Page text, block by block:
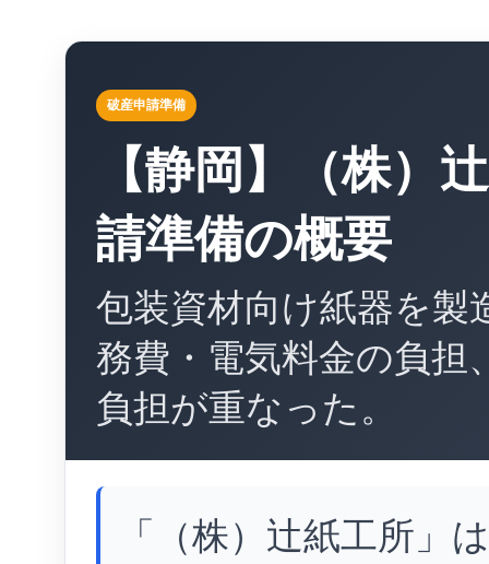
破産申請準備
【静岡】（株）
請準備の概要
包装資材向け紙器を製
務費・電気料金の負担
負担が重なった。
「（株）辻紙工所」